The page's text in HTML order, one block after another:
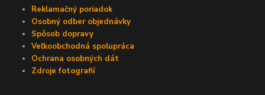
Reklamačný poriadok
Osobný odber objednávky
Spôsob dopravy
Veľkoobchodná spolupráca
Ochrana osobných dát
Zdroje fotografií